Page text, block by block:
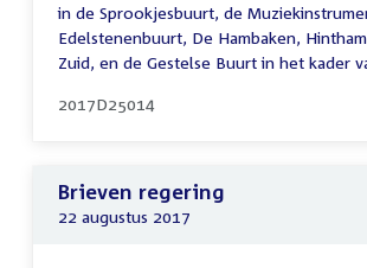
in de Sprookjesbuurt, de
Edelstenenbuurt, De Hambaken,
Zuid, en de Gestelse Buurt in het kader
2017D25014
Brieven regering
22 augustus 2017